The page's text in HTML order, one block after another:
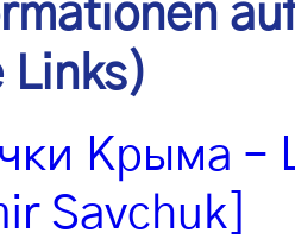
Links)
Крыма –
Savchuk]